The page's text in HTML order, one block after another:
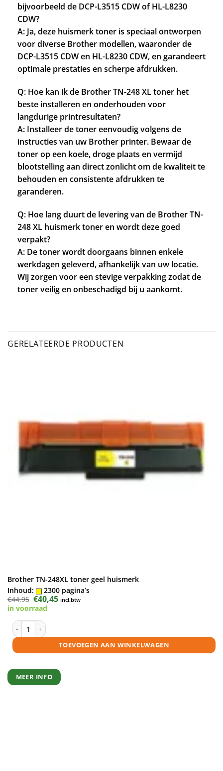
bijvoorbeeld de DCP-L3515 CDW of HL-L8230
CDW?
A: Ja, deze huismerk toner is speciaal ontworpen
voor diverse Brother modellen, waaronder de
DCP-L3515 CDW en HL-L8230 CDW, en garandeert
optimale prestaties en scherpe afdrukken.
Q: Hoe kan ik de Brother TN-248 XL toner het
beste installeren en onderhouden voor
langdurige printresultaten?
A: Installeer de toner eenvoudig volgens de
instructies van uw Brother printer. Bewaar de
toner op een koele, droge plaats en vermijd
blootstelling aan direct zonlicht om de kwaliteit te
behouden en consistente afdrukken te
garanderen.
Q: Hoe lang duurt de levering van de Brother TN-
248 XL huismerk toner en wordt deze goed
verpakt?
A: De toner wordt doorgaans binnen enkele
werkdagen geleverd, afhankelijk van uw locatie.
Wij zorgen voor een stevige verpakking zodat de
toner veilig en onbeschadigd bij u aankomt.
GERELATEERDE PRODUCTEN
Brother TN-248XL toner geel huismerk
Inhoud:
2300 pagina’s
€44,95 Oorspronkelijke
prijs
was:
€40,45Huidige
prijs
incl.btw
in voorraad
Brother TN-248XL toner geel huismerk aantal
TOEVOEGEN AAN WINKELWAGEN
MEER INFO